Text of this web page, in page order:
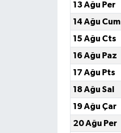
13 Ağu Per
14 Ağu Cum
15 Ağu Cts
16 Ağu Paz
17 Ağu Pts
18 Ağu Sal
19 Ağu Çar
20 Ağu Per